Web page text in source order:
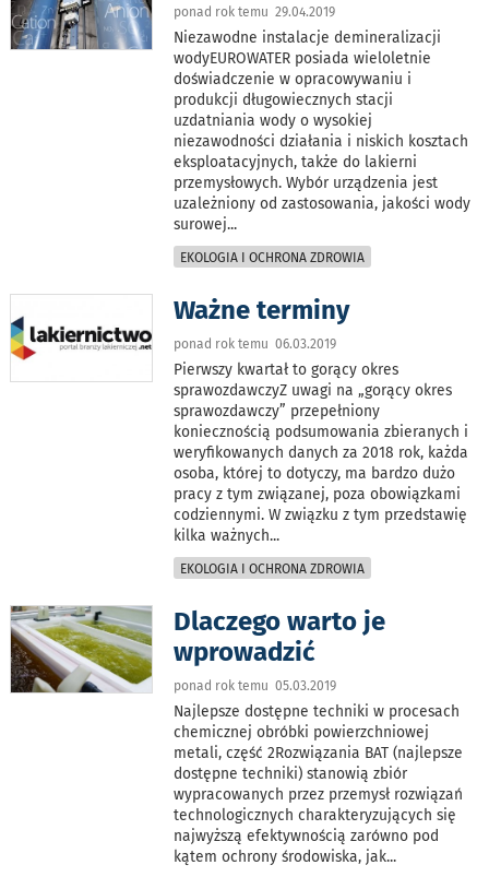
ponad rok temu 29.04.2019
Niezawodne instalacje demineralizacji
wodyEUROWATER posiada wieloletnie
doświadczenie w opracowywaniu i
produkcji długowiecznych stacji
uzdatniania wody o wysokiej
niezawodności działania i niskich kosztach
eksploatacyjnych, także do lakierni
przemysłowych. Wybór urządzenia jest
uzależniony od zastosowania, jakości wody
surowej...
EKOLOGIA I OCHRONA ZDROWIA
Ważne terminy
ponad rok temu 06.03.2019
Pierwszy kwartał to gorący okres
sprawozdawczyZ uwagi na „gorący okres
sprawozdawczy” przepełniony
koniecznością podsumowania zbieranych i
weryfikowanych danych za 2018 rok, każda
osoba, której to dotyczy, ma bardzo dużo
pracy z tym związanej, poza obowiązkami
codziennymi. W związku z tym przedstawię
kilka ważnych...
EKOLOGIA I OCHRONA ZDROWIA
Dlaczego warto je
wprowadzić
ponad rok temu 05.03.2019
Najlepsze dostępne techniki w procesach
chemicznej obróbki powierzchniowej
metali, część 2Rozwiązania BAT (najlepsze
dostępne techniki) stanowią zbiór
wypracowanych przez przemysł rozwiązań
technologicznych charakteryzujących się
najwyższą efektywnością zarówno pod
kątem ochrony środowiska, jak...